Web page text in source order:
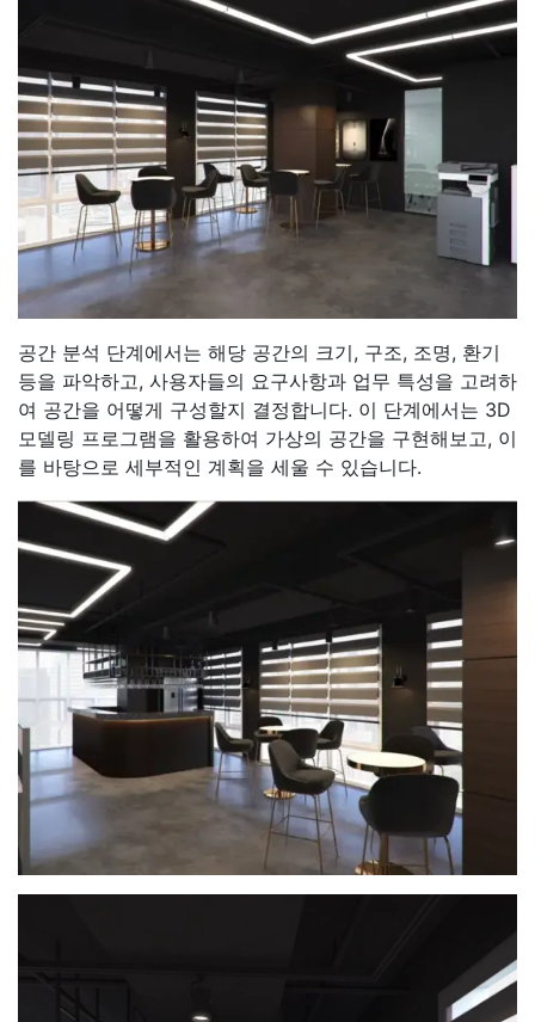
공간 분석 단계에서는 해당 공간의 크기, 구조, 조명, 환기
등을 파악하고, 사용자들의 요구사항과 업무 특성을 고려하
여 공간을 어떻게 구성할지 결정합니다. 이 단계에서는 3D
모델링 프로그램을 활용하여 가상의 공간을 구현해보고, 이
를 바탕으로 세부적인 계획을 세울 수 있습니다.